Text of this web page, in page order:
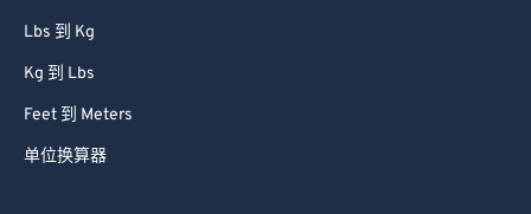
Lbs 到 Kg
Kg 到 Lbs
Feet 到 Meters
单位换算器